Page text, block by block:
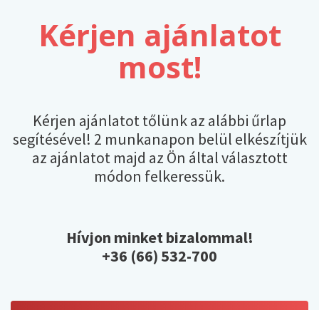
Kérjen ajánlatot
most!
Kérjen ajánlatot tőlünk az alábbi űrlap
segítésével! 2 munkanapon belül elkészítjük
az ajánlatot majd az Ön által választott
módon felkeressük.
Hívjon minket bizalommal!
+36 (66) 532-700